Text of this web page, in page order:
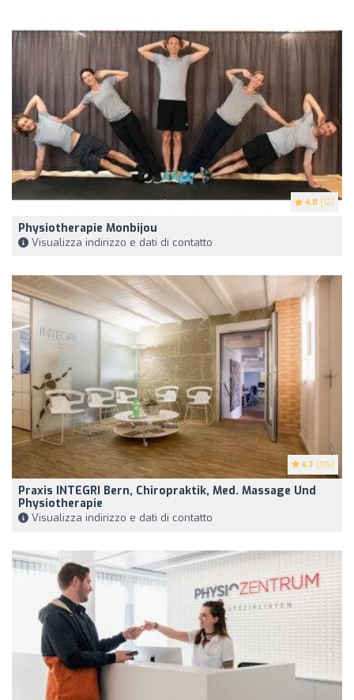
4.8 (12)
Physiotherapie Monbijou
Visualizza indirizzo e dati di contatto
4.7 (115)
Praxis INTEGRI Bern, Chiropraktik, Med. Massage Und
Physiotherapie
Visualizza indirizzo e dati di contatto